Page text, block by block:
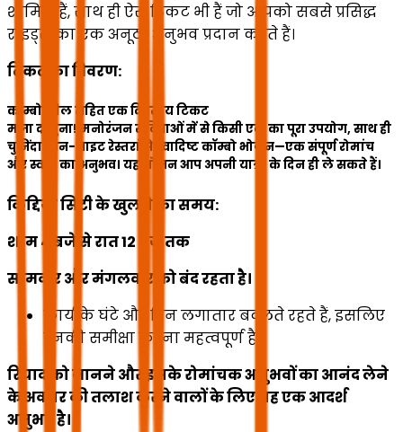
शामिल हैं, साथ ही ऐसे टिकट भी हैं जो आपको सबसे प्रसिद्ध
राइड्स का एक अनूठा अनुभव प्रदान करते हैं।
टिकट का विवरण:
कॉम्बो मील सहित एक दिवसीय टिकट
मज़ा दोगुना! मनोरंजन सुविधाओं में से किसी एक का पूरा उपयोग, साथ ही
चुनिंदा ऑन-साइट रेस्तरां से स्वादिष्ट कॉम्बो भोजन—एक संपूर्ण रोमांच
और स्वाद का अनुभव। यह भोजन आप अपनी यात्रा के दिन ही ले सकते हैं।
किद्दिया सिटी के खुलने का समय:
शाम 4 बजे से रात 12 बजे तक
सोमवार और मंगलवार को बंद रहता है।
कार्य के घंटे और दिन लगातार बदलते रहते हैं, इसलिए
इनकी समीक्षा करना महत्वपूर्ण है।
रियाद को जानने और इसके रोमांचक अनुभवों का आनंद लेने
के अवसर की तलाश करने वालों के लिए यह एक आदर्श
अनुभव है।